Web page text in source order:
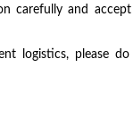
carefully and
logistics, please